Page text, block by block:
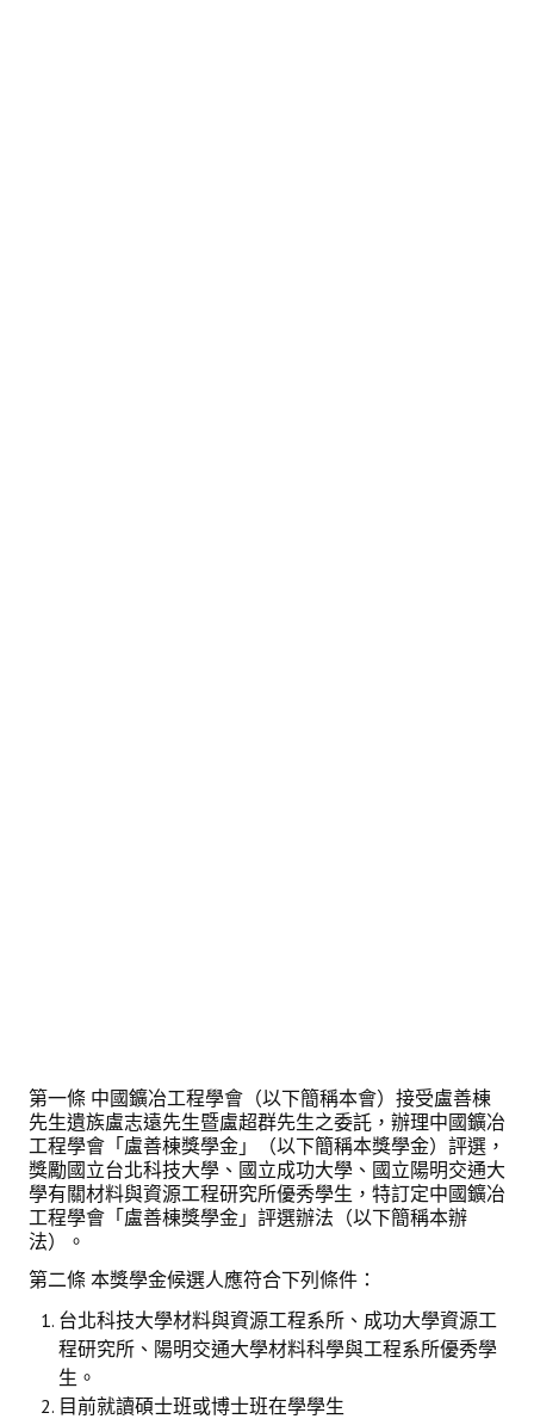
第一條 中國鑛冶工程學會（以下簡稱本會）接受盧善棟
先生遺族盧志遠先生暨盧超群先生之委託，辦理中國鑛冶
工程學會「盧善棟獎學金」（以下簡稱本獎學金）評選，
獎勵國立台北科技大學、國立成功大學、國立陽明交通大
學有關材料與資源工程研究所優秀學生，特訂定中國鑛冶
工程學會「盧善棟獎學金」評選辦法（以下簡稱本辦
法）。
第二條 本獎學金候選人應符合下列條件：
台北科技大學材料與資源工程系所、成功大學資源工
程研究所、陽明交通大學材料科學與工程系所優秀學
生。
目前就讀碩士班或博士班在學學生